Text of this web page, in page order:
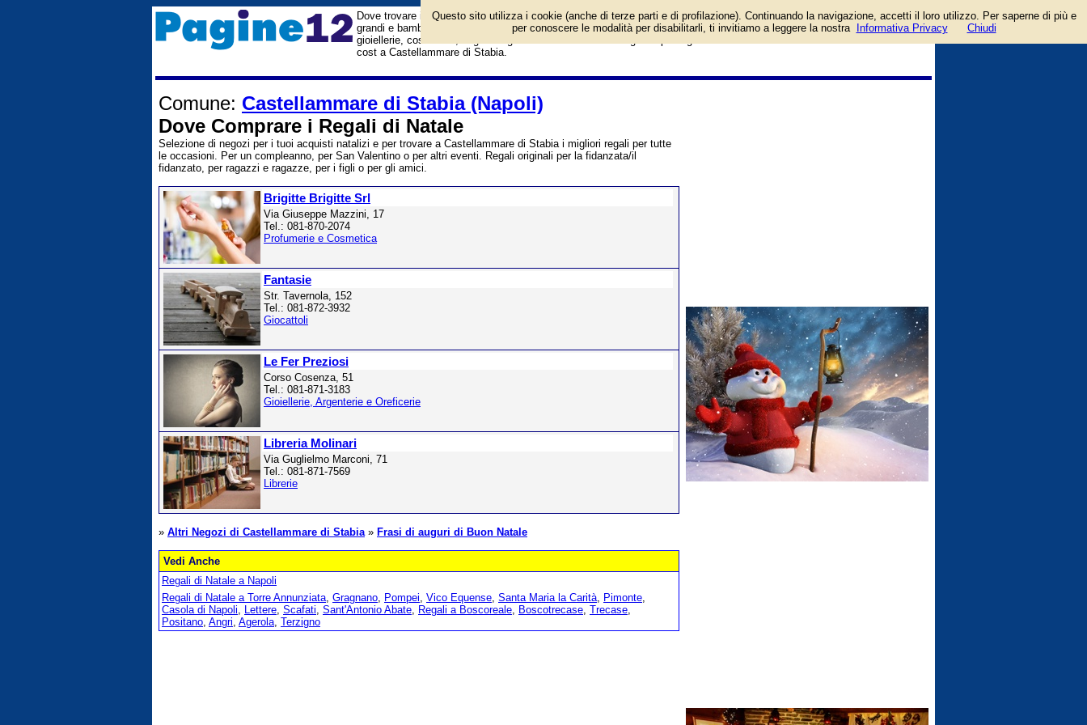
login/registrati
guida
Dove trovare idee regalo per natale e per altre occasioni. Per lui e per lei, per
grandi e bambini, uomo e donna. Lista negozi stabiesi come librerie, profumerie,
gioiellerie, cosmetica, negozi di giocattoli e molto altro! Regali di prestigio e low
cost a Castellammare di Stabia.
Comune: Castellammare di Stabia (Napoli)
Dove Comprare i Regali di Natale
Selezione di negozi per i tuoi acquisti natalizi e per trovare a Castellammare di Stabia i migliori regali per tutte
le occasioni. Per un compleanno, per San Valentino o per altri eventi. Regali originali per la fidanzata/il
fidanzato, per ragazzi e ragazze, per i figli o per gli amici.
Brigitte Brigitte Srl
Via Giuseppe Mazzini, 17
Tel.: 081-870-2074
Profumerie e Cosmetica
Fantasie
Str. Tavernola, 152
Tel.: 081-872-3932
Giocattoli
Le Fer Preziosi
Corso Cosenza, 51
Tel.: 081-871-3183
Gioiellerie, Argenterie e Oreficerie
Libreria Molinari
Via Guglielmo Marconi, 71
Tel.: 081-871-7569
Librerie
» Altri Negozi di Castellammare di Stabia» Frasi di auguri di Buon Natale
Vedi Anche
Regali di Natale a Napoli
Regali di Natale a Torre Annunziata, Gragnano, Pompei, Vico Equense, Santa Maria la Carità, Pimonte,
Casola di Napoli, Lettere, Scafati, Sant'Antonio Abate, Regali a Boscoreale, Boscotrecase, Trecase,
Positano, Angri, Agerola, Terzigno
Questo sito utilizza i cookie (anche di terze parti e di profilazione). Continuando la navigazione, accetti il loro utilizzo. Per saperne di più e
per conoscere le modalità per disabilitarli, ti invitiamo a leggere la nostra
Informativa Privacy Chiudi